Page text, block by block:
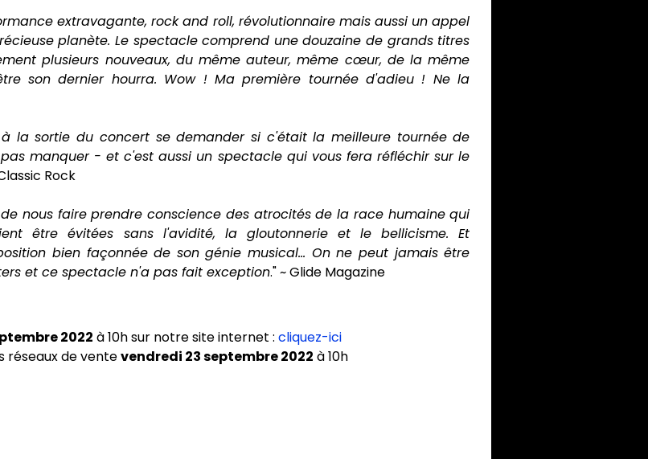
extravagante, rock and roll, révolutionnaire mais aussi un appel
planète. Le spectacle comprend une douzaine de grands titres
plusieurs nouveaux, du même auteur, même cœur, de la même
son dernier hourra. Wow ! Ma première tournée d'adieu ! Ne la
la sortie du concert se demander si c'était la meilleure tournée de
manquer - et c'est aussi un spectacle qui vous fera réfléchir sur le
Rock
nous faire prendre conscience des atrocités de la race humaine qui
être évitées sans l'avidité, la gloutonnerie et le bellicisme. Et
bien façonnée de son génie musical... On ne peut jamais être
et ce spectacle n'a pas fait exception." ~ Glide Magazine
2022 à 10h sur notre site internet : cliquez-ici
réseaux de ventevendredi 23 septembre 2022 à 10h